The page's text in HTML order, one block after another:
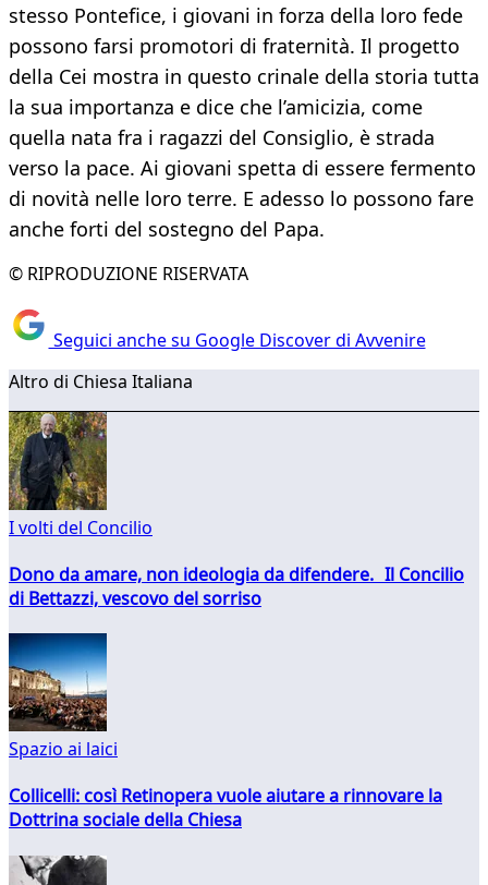
stesso Pontefice, i giovani in forza della loro fede
possono farsi promotori di fraternità. Il progetto
della Cei mostra in questo crinale della storia tutta
la sua importanza e dice che l’amicizia, come
quella nata fra i ragazzi del Consiglio, è strada
verso la pace. Ai giovani spetta di essere fermento
di novità nelle loro terre. E adesso lo possono fare
anche forti del sostegno del Papa.
© RIPRODUZIONE RISERVATA
Seguici anche su Google Discover di Avvenire
Altro di Chiesa Italiana
I volti del Concilio
Dono da amare, non ideologia da difendere. Il Concilio
di Bettazzi, vescovo del sorriso
Spazio ai laici
Collicelli: così Retinopera vuole aiutare a rinnovare la
Dottrina sociale della Chiesa